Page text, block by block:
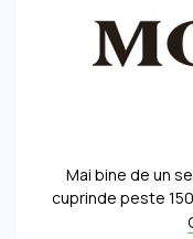
Mai bine de un
cuprinde peste
astăzi un brand